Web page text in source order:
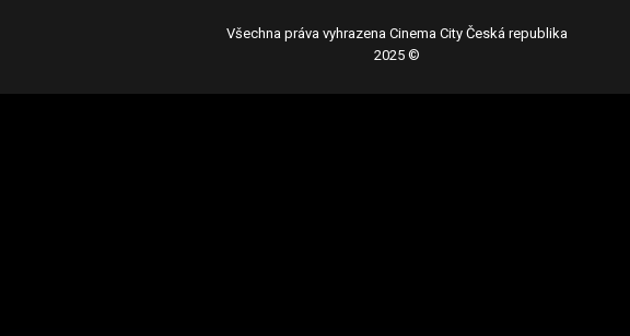
Všechna práva vyhrazena Cinema City Česká republika
2025 ©